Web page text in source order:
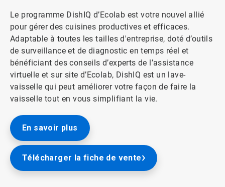
Le programme DishIQ d’Ecolab est votre nouvel allié
pour gérer des cuisines productives et efficaces.
Adaptable à toutes les tailles d'entreprise, doté d’outils
de surveillance et de diagnostic en temps réel et
bénéficiant des conseils d’experts de l’assistance
virtuelle et sur site d’Ecolab, DishIQ est un lave-
vaisselle qui peut améliorer votre façon de faire la
vaisselle tout en vous simplifiant la vie.
En savoir plus
Télécharger la fiche de vente